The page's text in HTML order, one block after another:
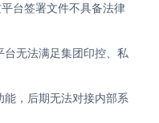
台签署文件不具备法律